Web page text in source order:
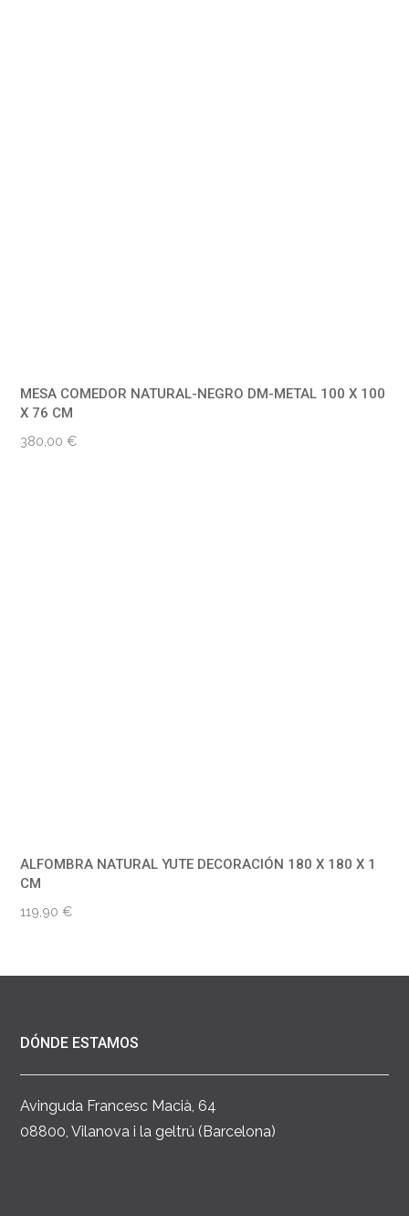
MESA COMEDOR NATURAL-NEGRO DM-METAL 100 X 100
X 76 CM
380,00€
ALFOMBRA NATURAL YUTE DECORACIÓN 180 X 180 X 1
CM
119,90€
DÓNDE ESTAMOS
Avinguda Francesc Macià, 64
08800, Vilanova i la geltrú (Barcelona)